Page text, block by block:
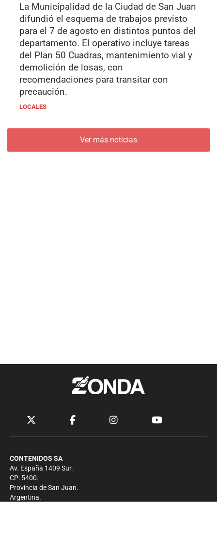
La Municipalidad de la Ciudad de San Juan
difundió el esquema de trabajos previsto
para el 7 de agosto en distintos puntos del
departamento. El operativo incluye tareas
del Plan 50 Cuadras, mantenimiento vial y
demolición de losas, con
recomendaciones para transitar con
precaución.
LOCALES
Ver más noticias
CONTENIDOS SA
Av. España 1409 Sur.
CP: 5400.
Provincia de San Juan.
Argentina.